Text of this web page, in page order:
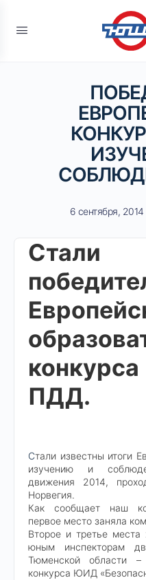
6 сентября, 2014
Стали
ПДД.
Стали известны итоги
изучению и
движения 2014,
Норвегия.
Как сообщает наш
первое место заняла
Второе и третье
юным инспекторам
Тюменской области –
конкурса ЮИД